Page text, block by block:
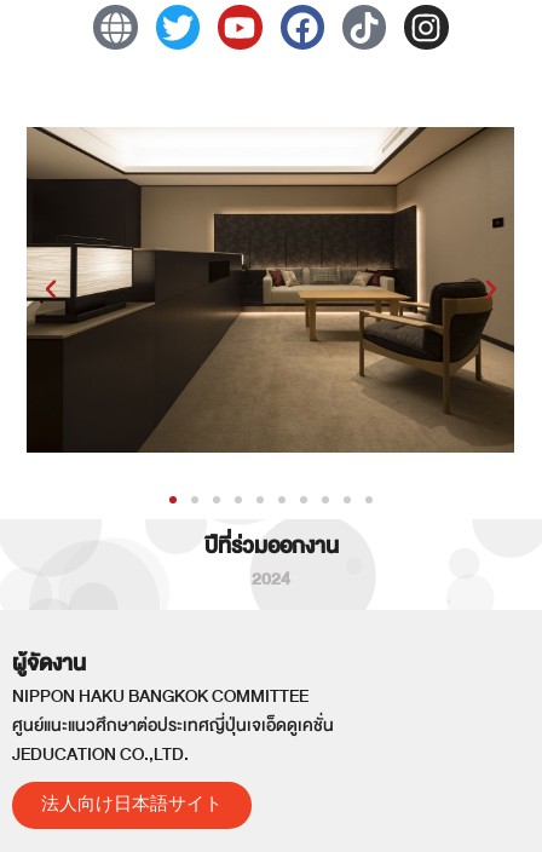
ปีที่ร่วมออกงาน
2024
ผู้จัดงาน
NIPPON HAKU BANGKOK COMMITTEE
ศูนย์แนะแนวศึกษาต่อประเทศญี่ปุ่นเจเอ็ดดูเคชั่น
JEDUCATION CO.,LTD.
法人向け日本語サイト